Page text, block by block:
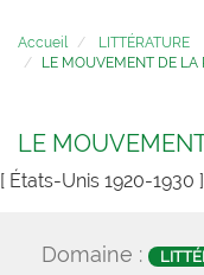
Accueil
LITTÉRATURE
LE MOUVEMENT DE LA
LE
[ États-Unis 1920-1930 ]
Domaine :